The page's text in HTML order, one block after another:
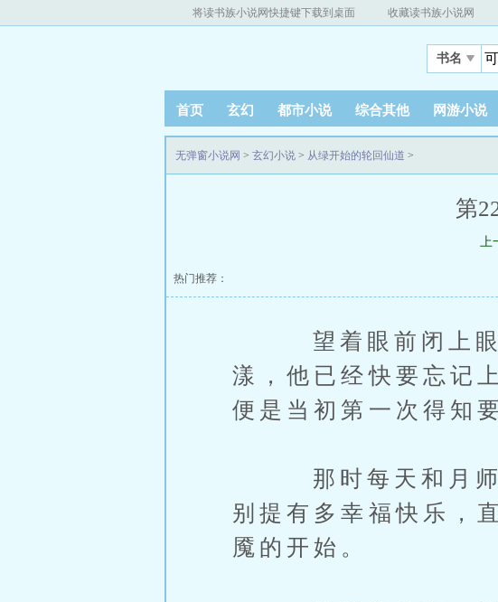
将读书族小说网快捷键下载到桌面 收藏读书族小说网
书名
首页 玄幻 都市小说 综合其他 网游小说
无弹窗小说网 > 玄幻小说 > 从绿开始的轮回仙道 >
第
上
热门推荐：
望着眼前闭上眼睛
漾，他已经快要忘记
便是当初第一次得知
那时每天和月师姐
别提有多幸福快乐，
魇的开始。